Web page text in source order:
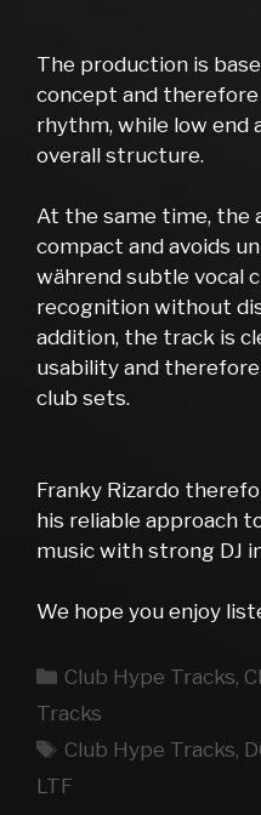
The production is
concept and
rhythm, while low end
overall structure.
At the same time, the
compact and avoids
während subtle vocal
recognition without
addition, the track is
usability and
club sets.
Franky Rizardo
his reliable approach
music with strong DJ
We hope you enjoy
Kategorien
Club Hype Tracks,
Tracks
Schlagwörter
Club Hype Tracks,
LTF